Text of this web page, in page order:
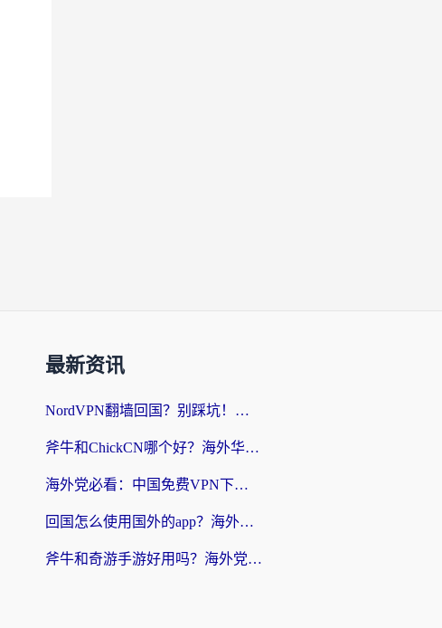
最新资讯
NordVPN翻墙回国？别踩坑！海外党无缝访问国内资源的真实指南
斧牛和ChickCN哪个好？海外华人亲测3款回国加速器+免费试用攻略
海外党必看：中国免费VPN下载避坑指南 + 无缝访问国内资源的终极方案
回国怎么使用国外的app？海外党必看的无缝访问国内资源全攻略
斧牛和奇游手游好用吗？海外党亲测3款回国加速器，选对才能无缝刷国内资源